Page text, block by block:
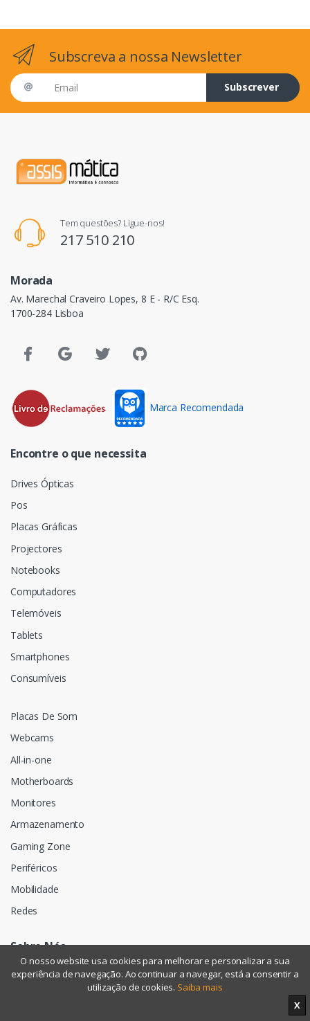
Subscreva a nossa Newsletter
Email address
Subscrever
Tem questões? Ligue-nos!
217 510 210
Morada
Av. Marechal Craveiro Lopes, 8 E - R/C Esq.
1700-284 Lisboa
Marca Recomendada
Encontre o que necessita
Drives Ópticas
Pos
Placas Gráficas
Projectores
Notebooks
Computadores
Telemóveis
Tablets
Smartphones
Consumíveis
Placas De Som
Webcams
All-in-one
Motherboards
Monitores
Armazenamento
Gaming Zone
Periféricos
Mobilidade
Redes
Sobre Nós
Sobre Nós
O nosso website usa cookies para melhorar e personalizar a sua
experiência de navegação. Ao continuar a navegar, está a consentir a
utilização de cookies. Saiba mais
X